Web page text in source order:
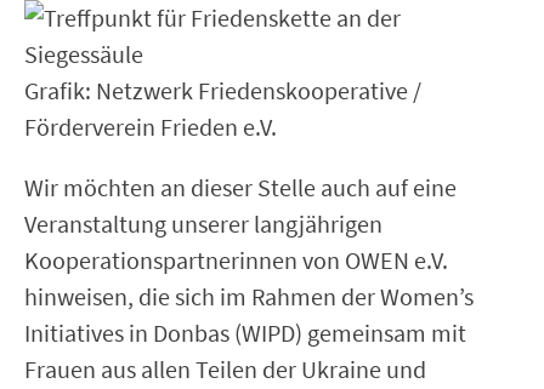
Grafik: Netzwerk Friedenskooperative /
Förderverein Frieden e.V.
Wir möchten an dieser Stelle auch auf eine
Veranstaltung unserer langjährigen
Kooperationspartnerinnen von OWEN e.V.
hinweisen, die sich im Rahmen der Women’s
Initiatives in Donbas (WIPD) gemeinsam mit
Frauen aus allen Teilen der Ukraine und